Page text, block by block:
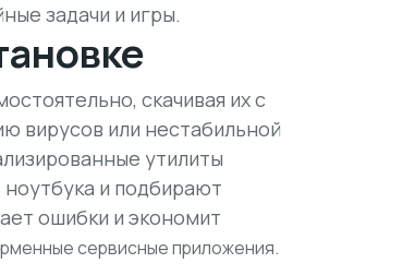
задачи и игры.
скачивая их с
вирусов или нестабильной
утилиты
и подбирают
ошибки и экономит
сервисные приложения.